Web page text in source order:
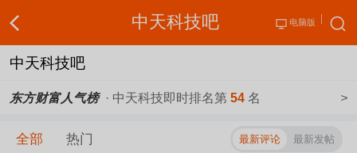
中天科技吧 电脑版
中天科技吧
东方财富人气榜· 中天科技即时排名第 54 名 >
全部 热门 最新评论 最新发帖